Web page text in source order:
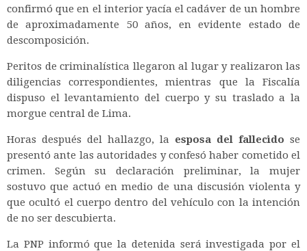
confirmó que en el interior yacía el cadáver de un hombre
de aproximadamente 50 años, en evidente estado de
descomposición.
Peritos de criminalística llegaron al lugar y realizaron las
diligencias correspondientes, mientras que la Fiscalía
dispuso el levantamiento del cuerpo y su traslado a la
morgue central de Lima.
Horas después del hallazgo, la esposa del fallecido se
presentó ante las autoridades y confesó haber cometido el
crimen. Según su declaración preliminar, la mujer
sostuvo que actuó en medio de una discusión violenta y
que ocultó el cuerpo dentro del vehículo con la intención
de no ser descubierta.
La PNP informó que la detenida será investigada por el